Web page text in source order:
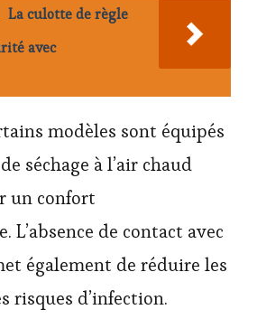
La culotte de règle
avec
modèles sont équipés
séchage à l’air chaud
un confort
L’absence de contact avec
également de réduire les
risques d’infection.